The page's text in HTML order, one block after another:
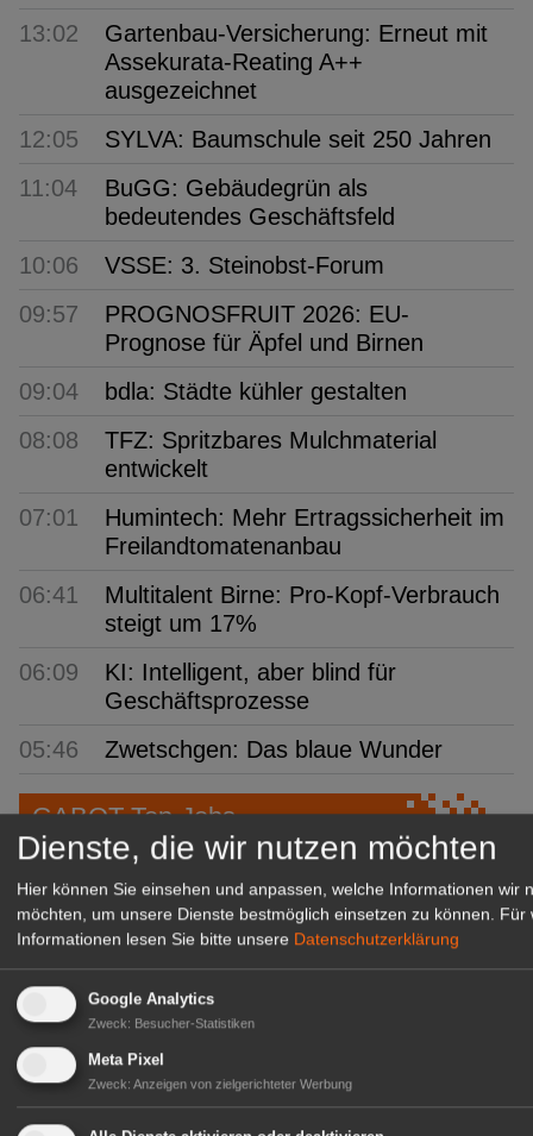
13:02
Gartenbau-Versicherung: Erneut mit
Assekurata-Reating A++
ausgezeichnet
12:05
SYLVA: Baumschule seit 250 Jahren
11:04
BuGG: Gebäudegrün als
bedeutendes Geschäftsfeld
10:06
VSSE: 3. Steinobst-Forum
09:57
PROGNOSFRUIT 2026: EU-
Prognose für Äpfel und Birnen
09:04
bdla: Städte kühler gestalten
08:08
TFZ: Spritzbares Mulchmaterial
entwickelt
07:01
Humintech: Mehr Ertragssicherheit im
Freilandtomatenanbau
06:41
Multitalent Birne: Pro-Kopf-Verbrauch
steigt um 17%
06:09
KI: Intelligent, aber blind für
Geschäftsprozesse
05:46
Zwetschgen: Das blaue Wunder
GABOT Top-Jobs
Kientzler Jungpflanzen GmbH
Dienste, die wir nutzen möchten
Hier können Sie einsehen und anpassen, welche Informationen wir
möchten, um unsere Dienste bestmöglich einsetzen zu können.
Für
Informationen lesen Sie bitte unsere Datenschutzerklärung
Google Analytics
Zweck: Besucher-Statistiken
Meta Pixel
Zweck: Anzeigen von zielgerichteter Werbung